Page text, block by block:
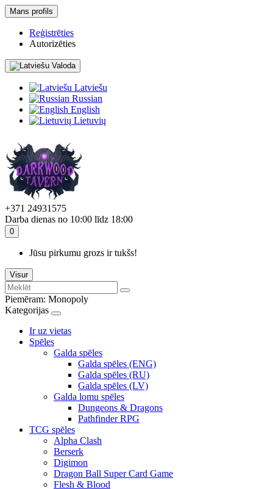
Mans profils
Reģistrēties
Autorizēties
Valoda
Latviešu
Russian
English
Lietuvių
+371 24931575
Darba dienas no 10:00 līdz 18:00
0
Jūsu pirkumu grozs ir tukšs!
Visur
Piemēram: Monopoly
Kategorijas
Ir uz vietas
Spēles
Galda spēles
Galda spēles (ENG)
Galda spēles (RU)
Galda spēles (LV)
Galda lomu spēles
Dungeons & Dragons
Pathfinder RPG
TCG spēles
Alpha Clash
Berserk
Digimon
Dragon Ball Super Card Game
Flesh & Blood